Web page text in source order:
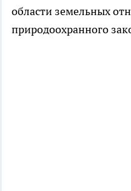
области земельных
природоохранного